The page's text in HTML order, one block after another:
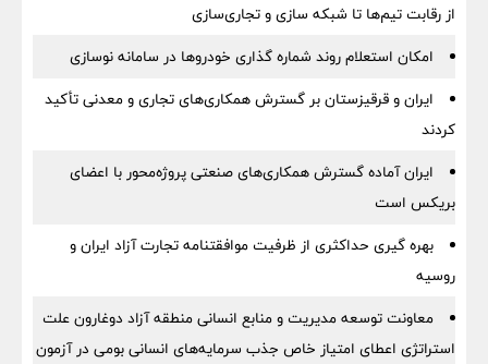
از رقابت تیم‌ها تا شبکه سازی و تجاری‌سازی
امکان استعلام روند شماره گذاری خودروها در سامانه نوسازی
ایران و قرقیزستان بر گسترش همکاری‌های تجاری و معدنی تأکید
کردند
ایران آماده گسترش همکاری‌های صنعتی پروژه‌محور با اعضای
بریکس است
بهره گیری حداکثری از ظرفیت موافقتنامه تجارت آزاد ایران و
روسیه
معاونت توسعه مدیریت و منابع انسانی منطقه آزاد دوغارون علت
استراتژی اعطای امتیاز خاص جذب سرمایه‌های انسانی بومی در آزمون